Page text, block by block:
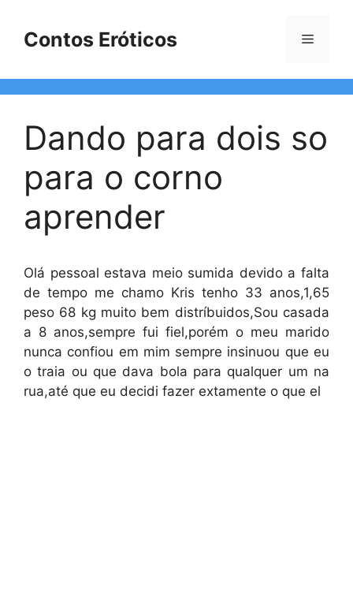
Contos Eróticos Menu
Dando para dois so
para o corno
aprender
Olá pessoal estava meio sumida devido a falta
de tempo me chamo Kris tenho 33 anos,1,65
peso 68 kg muito bem distríbuidos,Sou casada
a 8 anos,sempre fui fiel,porém o meu marido
nunca confiou em mim sempre insinuou que eu
o traia ou que dava bola para qualquer um na
rua,até que eu decidi fazer extamente o que el